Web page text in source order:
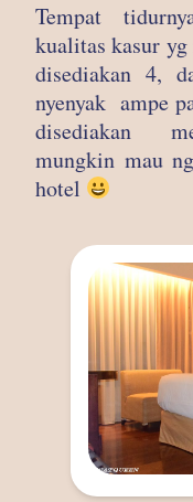
Tempat
kualitas kasur
disediakan 4,
nyenyak ampe
disediakan
mungkin mau
hotel